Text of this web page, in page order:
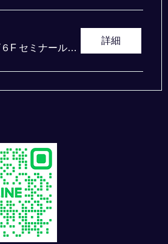
富士ソフト アキバプラザ６F セミナールーム１
詳細